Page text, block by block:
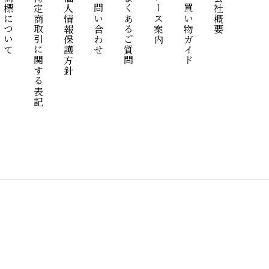
会社概要
お買い物ガイド
コース案内
よくあるご質問
お問い合わせ
個人情報保護方針
特定商取引に関する表記
商標について